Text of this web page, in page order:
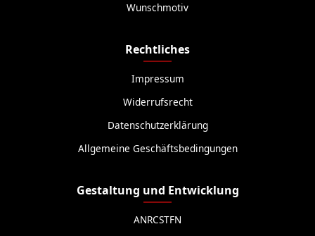
Wunschmotiv
Rechtliches
Impressum
Widerrufsrecht
Datenschutzerklärung
Allgemeine Geschäftsbedingungen
Gestaltung und Entwicklung
ANRCSTFN